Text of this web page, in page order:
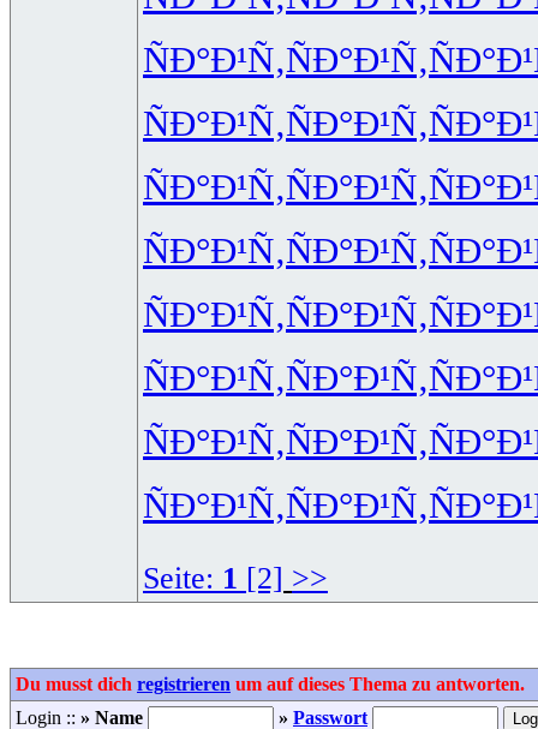
ÑÐ°Ð¹Ñ‚ÑÐ°Ð¹Ñ‚
ÑÐ°Ð¹Ñ‚ÑÐ°Ð¹Ñ‚
ÑÐ°Ð¹Ñ‚ÑÐ°Ð¹Ñ‚
ÑÐ°Ð¹Ñ‚ÑÐ°Ð¹Ñ‚
ÑÐ°Ð¹Ñ‚ÑÐ°Ð¹Ñ‚
ÑÐ°Ð¹Ñ‚ÑÐ°Ð¹Ñ‚
ÑÐ°Ð¹Ñ‚ÑÐ°Ð¹Ñ‚
ÑÐ°Ð¹Ñ‚ÑÐ°Ð¹Ñ‚
Seite: 1 [2] >>
Du musst dich registrieren um auf dieses Thema zu antworten.
Login :: » Name » Passwort